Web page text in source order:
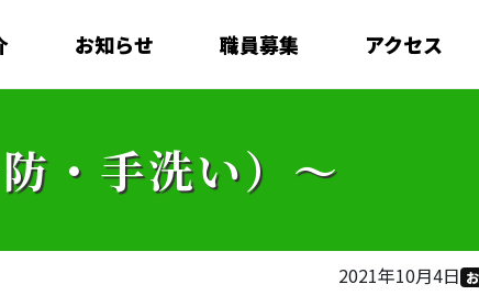
お知らせ 職員募集 アクセス
・手洗い）～
2021年10月4日